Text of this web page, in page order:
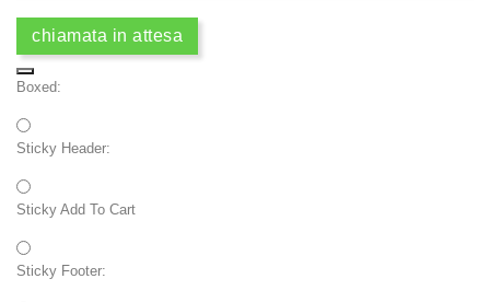
Boxed:
Sticky Header:
Sticky Add To Cart
Sticky Footer: